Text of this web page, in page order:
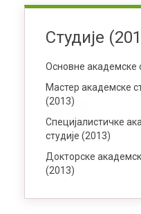
Студије
Основне академске
Мастер академске
(2013)
Специјалистичке
студије (2013)
Докторске
(2013)